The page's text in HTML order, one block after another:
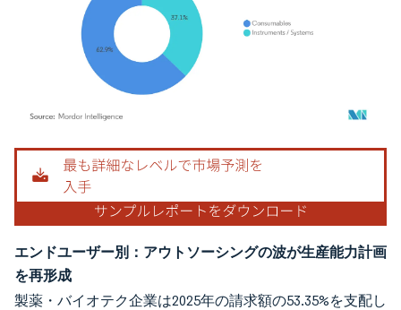
画像 © Mordor Intelligence。再利用にはCC BY 4.0の表示が必要です。
エンドユーザー別：アウトソーシングの波が生産能力計画
を再形成
製薬・バイオテク企業は2025年の請求額の53.35%を支配し